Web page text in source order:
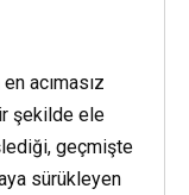
acımasız
şekilde ele
geçmişte
sürükleyen